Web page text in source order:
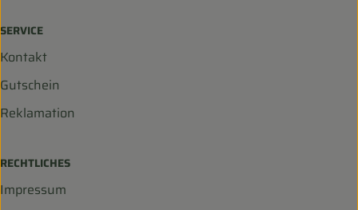
SERVICE
Kontakt
Gutschein
Reklamation
RECHTLICHES
Impressum